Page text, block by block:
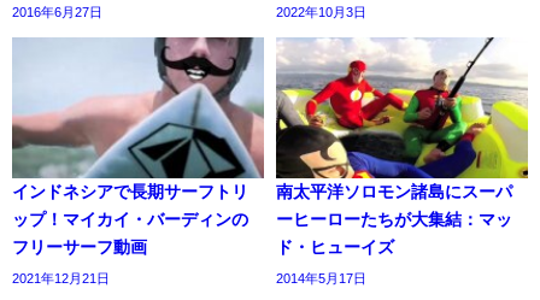
2016年6月27日 2022年10月3日
インドネシアで長期サーフトリ
ップ！マイカイ・バーディンの
フリーサーフ動画
2021年12月21日
南太平洋ソロモン諸島にスーパ
ーヒーローたちが大集結：マッ
ド・ヒューイズ
2014年5月17日